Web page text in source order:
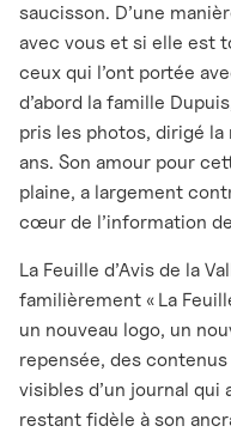
saucisson. D’une
avec vous et si elle est
ceux qui l’ont portée
d’abord la famille
pris les photos, dirigé
ans. Son amour pour
plaine, a largement
cœur de l’information
La Feuille d’Avis de la
familièrement « La
un nouveau logo, un
repensée, des
visibles d’un journal qui
restant fidèle à son